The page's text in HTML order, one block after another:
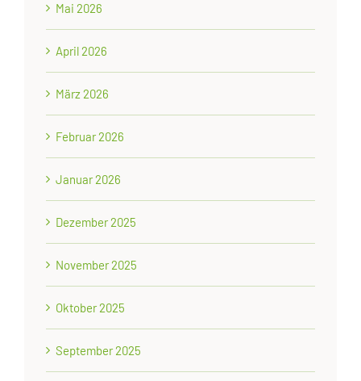
Mai 2026
April 2026
März 2026
Februar 2026
Januar 2026
Dezember 2025
November 2025
Oktober 2025
September 2025